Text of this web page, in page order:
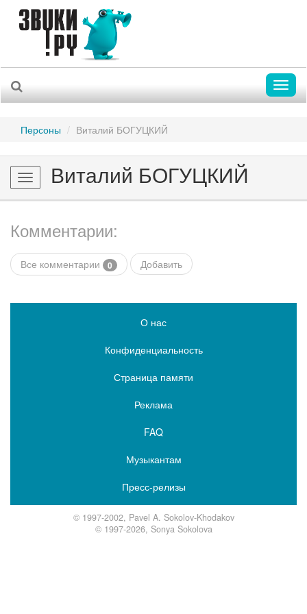
Персоны Виталий БОГУЦКИЙ
Toggle
navigation
Виталий БОГУЦКИЙ
Комментарии:
Все комментарии 0 Добавить
О нас
Конфиденциальность
Страница памяти
Реклама
FAQ
Музыкантам
Пресс-релизы
© 1997-2002, Pavel A. Sokolov-Khodakov
© 1997-2026, Sonya Sokolova